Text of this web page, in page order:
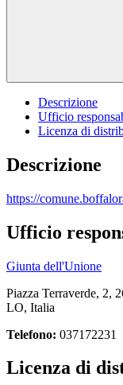
Descrizione
Ufficio
Licenza di
Descrizione
https://
Ufficio
Giunta dell'Unione
Piazza Terraverde, 2,
LO, Italia
Telefono: 037172231
Licenza di